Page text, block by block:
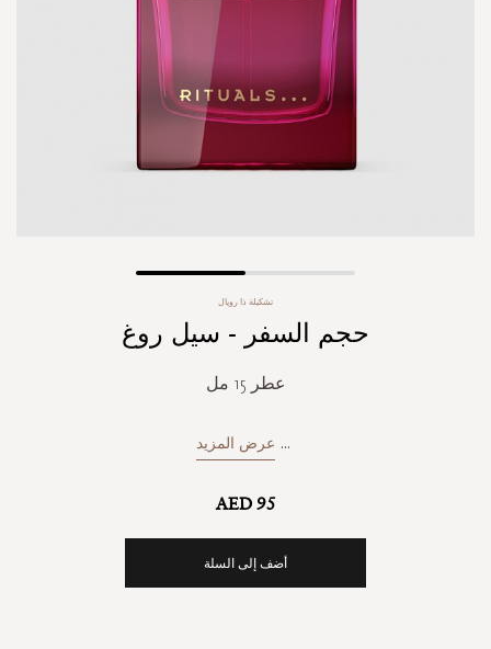
تشكيلة ذا رويال
حجم السفر - سيل روغ
عطر 15 مل
... عرض المزيد
AED 95
أضف إلى السلة